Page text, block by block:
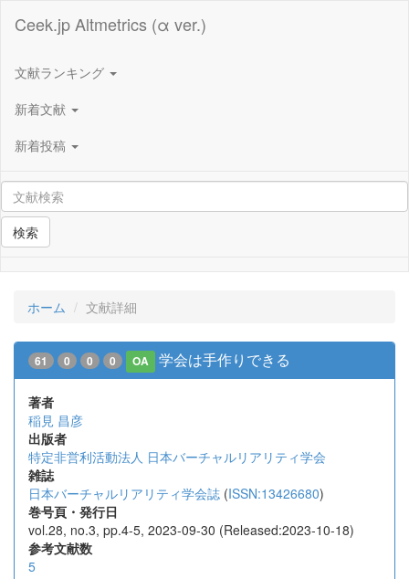
Ceek.jp Altmetrics (α ver.)
文献ランキング
新着文献
新着投稿
検索
ホーム 文献詳細
61 0 0 0 OA 学会は手作りできる
著者
稲見 昌彦
出版者
特定非営利活動法人 日本バーチャルリアリティ学会
雑誌
日本バーチャルリアリティ学会誌 (ISSN:13426680)
巻号頁・発行日
vol.28, no.3, pp.4-5, 2023-09-30 (Released:2023-10-18)
参考文献数
5